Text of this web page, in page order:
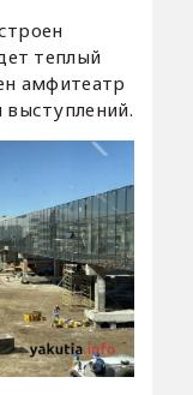
теплый
амфитеатр
выступлений.